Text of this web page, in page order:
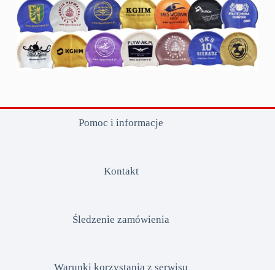
Pomoc i informacje
Kontakt
Śledzenie zamówienia
Warunki korzystania z serwisu